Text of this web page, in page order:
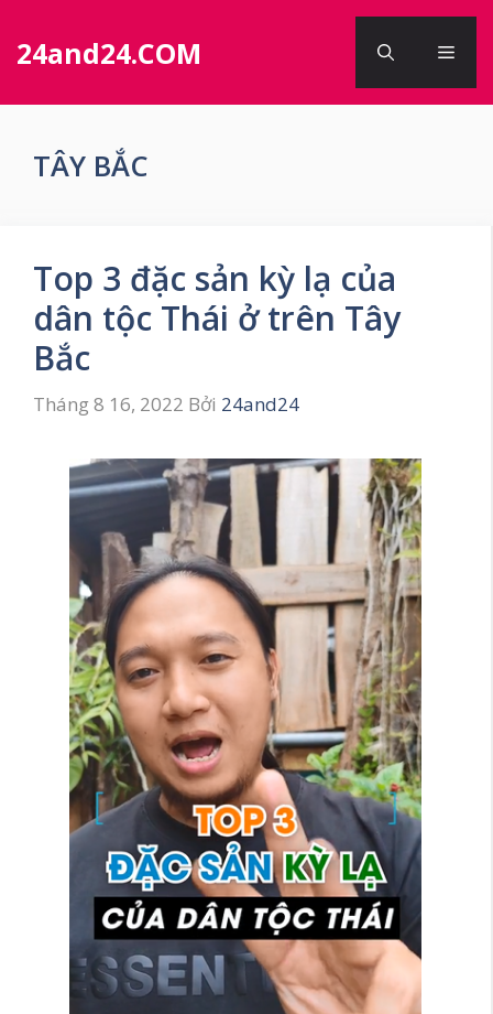
đến
nội24and24.COM
TÂY BẮC
Top 3 đặc sản kỳ lạ của
dân tộc Thái ở trên Tây
Bắc
Tháng 8 16, 2022 Bởi 24and24